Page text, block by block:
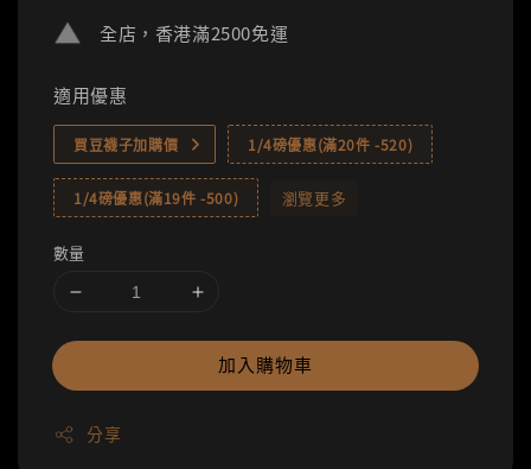
全店，香港滿2500免運
適用優惠
買豆襪子加購價 1/4磅優惠(滿20件 -520)
1/4磅優惠(滿19件 -500) 瀏覽更多
數量
加入購物車
分享